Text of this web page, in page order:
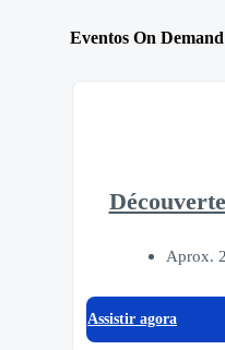
Eventos On Demand
Aprox.
Assistir agora